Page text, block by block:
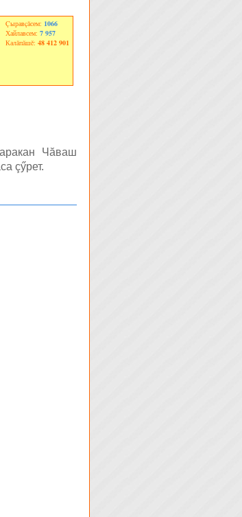
Çыравçăсем: 1066
Хайлавсем: 7 957
Калăпăшĕ: 48 412 901
Чăваш
çӳрет.